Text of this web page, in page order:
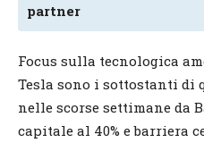
partner
Focus sulla tecnologica
Tesla sono i sottostanti di
nelle scorse settimane da
capitale al 40% e barriera